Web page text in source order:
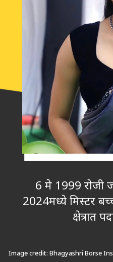
Image credit: Bhagyashri Borse
6 मे 1999 रोजी
2024मध्ये मिस्टर
क्षेत्रात